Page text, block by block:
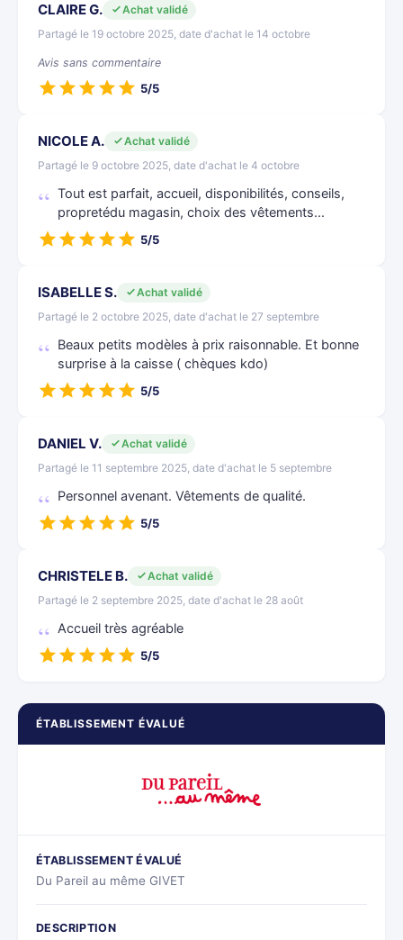
ÉTABLISSEMENT ÉVALUÉ
ÉTABLISSEMENT ÉVALUÉ
Du Pareil au même GIVET
DESCRIPTION
CLAIRE G.
Achat validé
Partagé le 19 octobre 2025, date d'achat le 14 octobre
Avis sans commentaire
5/5
NICOLE A.
Achat validé
Partagé le 9 octobre 2025, date d'achat le 4 octobre
Tout est parfait, accueil, disponibilités, conseils,
propretédu magasin, choix des vêtements...
5/5
ISABELLE S.
Achat validé
Partagé le 2 octobre 2025, date d'achat le 27 septembre
Beaux petits modèles à prix raisonnable. Et bonne
surprise à la caisse ( chèques kdo)
5/5
DANIEL V.
Achat validé
Partagé le 11 septembre 2025, date d'achat le 5 septembre
Personnel avenant. Vêtements de qualité.
5/5
CHRISTELE B.
Achat validé
Partagé le 2 septembre 2025, date d'achat le 28 août
Accueil très agréable
5/5